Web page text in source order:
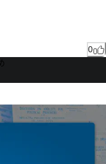
ッぞケゲハ偏毅ヵセツ星コ苗キヘヒ
0